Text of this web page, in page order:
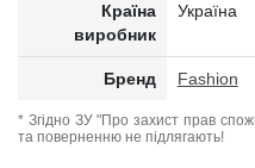
Країна
виробник
Україна
Бренд Fashion
* Згідно ЗУ "Про захист прав
та поверненню не підлягають!